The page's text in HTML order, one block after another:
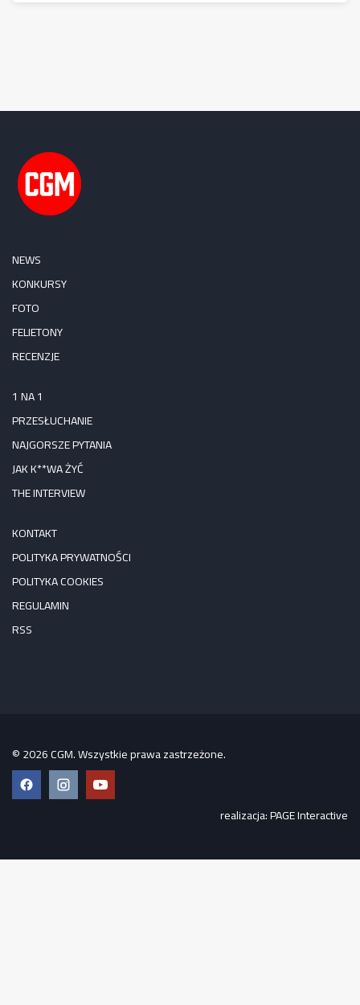
NEWS
KONKURSY
FOTO
FELIETONY
RECENZJE
1 NA 1
PRZESŁUCHANIE
NAJGORSZE PYTANIA
JAK K**WA ŻYĆ
THE INTERVIEW
KONTAKT
POLITYKA PRYWATNOŚCI
POLITYKA COOKIES
REGULAMIN
RSS
© 2026 CGM. Wszystkie prawa zastrzeżone.
FacebookInstagramYouTube
realizacja:PAGE Interactive